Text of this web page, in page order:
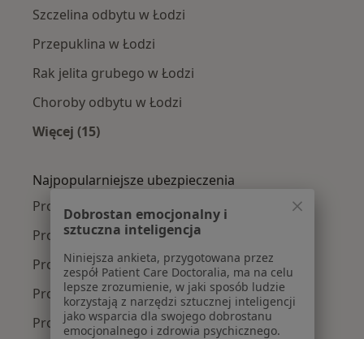
Szczelina odbytu w Łodzi
Przepuklina w Łodzi
Rak jelita grubego w Łodzi
Choroby odbytu w Łodzi
Więcej (15)
Najpopularniejsze ubezpieczenia
Proktolodzy z Allianz w Łodzi
Proktolodzy z Signal Iduna w Łodzi
Proktolodzy z Compensa w Łodzi
Proktolodzy z POLMED w Łodzi
Proktolodzy z Enel-med w Łodzi
Dobrostan emocjonalny i
sztuczna inteligencja
Niniejsza ankieta, przygotowana przez
zespół Patient Care Doctoralia, ma na celu
lepsze zrozumienie, w jaki sposób ludzie
korzystają z narzędzi sztucznej inteligencji
jako wsparcia dla swojego dobrostanu
emocjonalnego i zdrowia psychicznego.